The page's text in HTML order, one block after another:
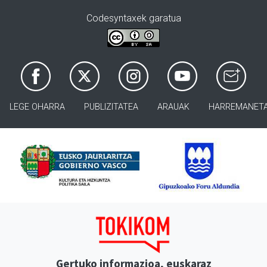
Codesyntaxek garatua
LEGE OHARRA PUBLIZITATEA ARAUAK
Gertuko informazioa, euskaraz